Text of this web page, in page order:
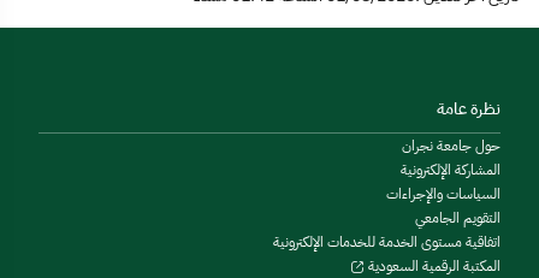
نظرة عامة
حول جامعة نجران
المشاركة الإلكترونية
السياسات والإجراءات
التقويم الجامعي
اتفاقية مستوى الخدمة للخدمات الإلكترونية
المكتبة الرقمية السعودية